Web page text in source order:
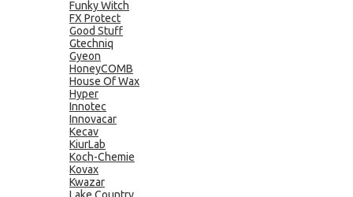
Funky Witch
FX Protect
Good Stuff
Gtechniq
Gyeon
HoneyCOMB
House Of Wax
Hyper
Innotec
Innovacar
Kecav
KiurLab
Koch-Chemie
Kovax
Kwazar